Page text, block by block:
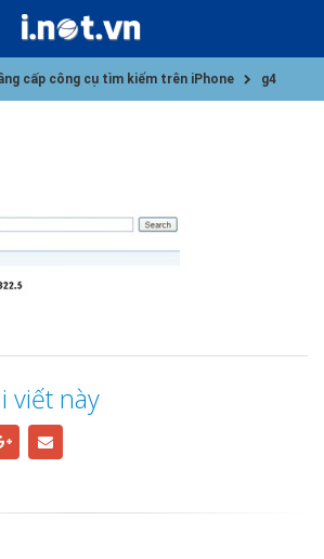
cấp công cụ tìm kiếm trên iPhone g4
viết này